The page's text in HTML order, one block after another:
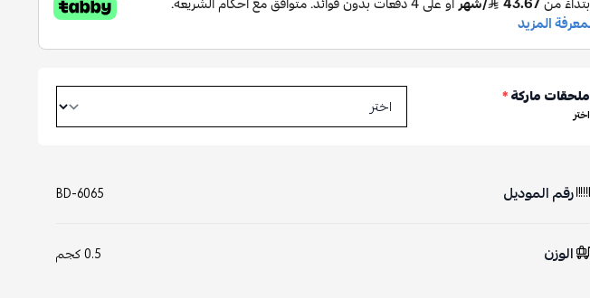
ملحقات ماركة*
اختر
رقم الموديل BD-6065
الوزن 0.5 كجم